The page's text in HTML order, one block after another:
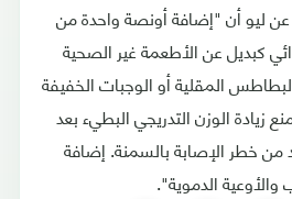
ليو أن "إضافة أونصة واحدة من
كبديل عن الأطعمة غير الصحية
المقلية أو الوجبات الخفيفة
زيادة الوزن التدريجي البطيء بعد
من خطر الإصابة بالسمنة. إضافة
الدموية".